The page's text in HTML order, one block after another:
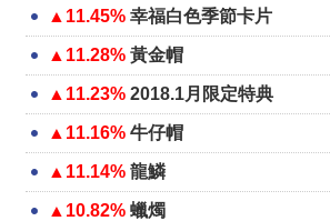
▲11.45% 幸福白色季節卡片
▲11.28% 黃金帽
▲11.23% 2018.1月限定特典
▲11.16% 牛仔帽
▲11.14% 龍鱗
▲10.82% 蠟燭